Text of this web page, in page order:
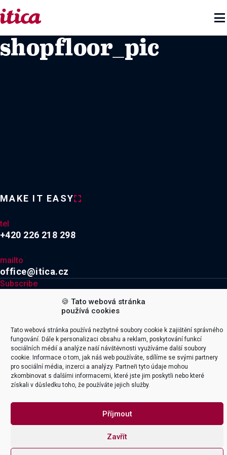
🍪 Tato webová stránka
používá cookies
Tato webová stránka používá nezbytné soubory cookie k zajištění správného
fungování. Dále k personalizaci obsahu a reklam, poskytování funkcí
sociálních médií a analýze naší návštěvnosti využíváme další soubory
cookie. Informace o tom, jak náš web používáte, sdílíme se svými partnery
pro sociální média, inzerci a analýzy. Partneři tyto údaje mohou
zkombinovat s dalšími informacemi, které jste jim poskytli nebo které
získali v důsledku toho, že používáte jejich služby.
Příjmout
Zavřít

shopfloor_pic
MAKE IT EASY
tel
+420 226 218 298
mailto
office@itica.cz
Subscribe
Explore
Naše služby
Integrace
Productoo
Smart firma
Company
Kariéra
O firmě
Certifikace & Ocenění
Kontakt